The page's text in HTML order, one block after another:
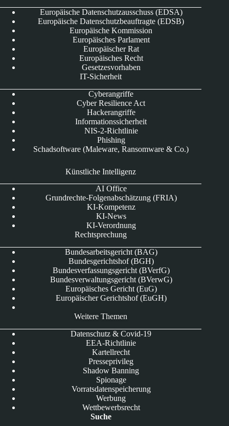
Europäische Datenschutzausschuss (EDSA)
Europäische Datenschutzbeauftragte (EDSB)
Europäische Kommission
Europäisches Parlament
Europäischer Rat
Europäisches Recht
Gesetzesvorhaben
IT-Sicherheit
Cyberangriffe
Cyber Resilience Act
Hackerangriffe
Informationssicherheit
NIS-2-Richtlinie
Phishing
Schadsoftware (Maleware, Ransomware & Co.)
Künstliche Intelligenz
AI Office
Grundrechte-Folgenabschätzung (FRIA)
KI-Kompetenz
KI-News
KI-Verordnung
Rechtsprechung
Bundesarbeitsgericht (BAG)
Bundesgerichtshof (BGH)
Bundesverfassungsgericht (BVerfG)
Bundesverwaltungsgericht (BVerwG)
Europäisches Gericht (EuG)
Europäischer Gerichtshof (EuGH)
Weitere Themen
Datenschutz & Covid-19
EEA-Richtlinie
Kartellrecht
Presseprivileg
Shadow Banning
Spionage
Vorratsdatenspeicherung
Werbung
Wettbewerbsrecht
Suche